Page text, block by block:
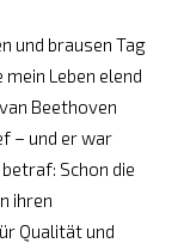
und brausen Tag
Leben elend
Beethoven
– und er war
Schon die
ihren
Qualität und